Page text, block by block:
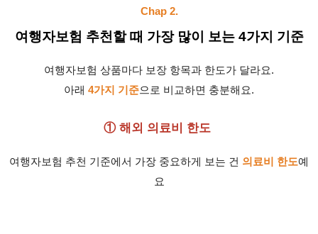
Chap 2.
여행자보험 추천할 때 가장 많이 보는 4가지 기준
여행자보험 상품마다 보장 항목과 한도가 달라요.
아래 4가지 기준으로 비교하면 충분해요.
① 해외 의료비 한도
여행자보험 추천 기준에서 가장 중요하게 보는 건 의료비 한도예
요